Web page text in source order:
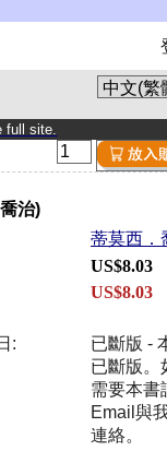
full site.
治)
蒂莫西．
US$8.03
US$8.03
:
已斷版 -
已斷版。
需要本書
Email與
連絡。